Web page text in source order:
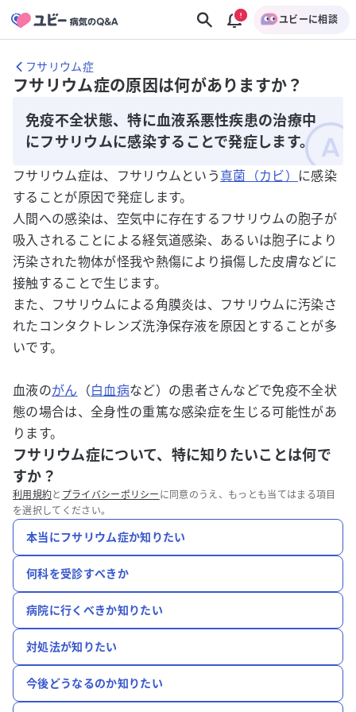
ユビーに相談
フサリウム症
フサリウム症の原因は何がありますか？
免疫不全状態、特に血液系悪性疾患の治療中
にフサリウムに感染することで発症します。
フサリウム症は、フサリウムという 真菌（カビ） に感染
することが原因で発症します。
人間への感染は、空気中に存在するフサリウムの胞子が
吸入されることによる経気道感染、あるいは胞子により
汚染された物体が怪我や熱傷により損傷した皮膚などに
接触することで生じます。
また、フサリウムによる角膜炎は、フサリウムに汚染さ
れたコンタクトレンズ洗浄保存液を原因とすることが多
いです。
血液のがん （白血病など）の患者さんなどで免疫不全状
態の場合は、全身性の重篤な感染症を生じる可能性があ
ります。
フサリウム症について、特に知りたいことは何で
すか？
利用規約と プライバシーポリシー に同意のうえ、もっとも当てはまる項目
を選択してください。
本当にフサリウム症か知りたい
何科を受診すべきか
病院に行くべきか知りたい
対処法が知りたい
今後どうなるのか知りたい